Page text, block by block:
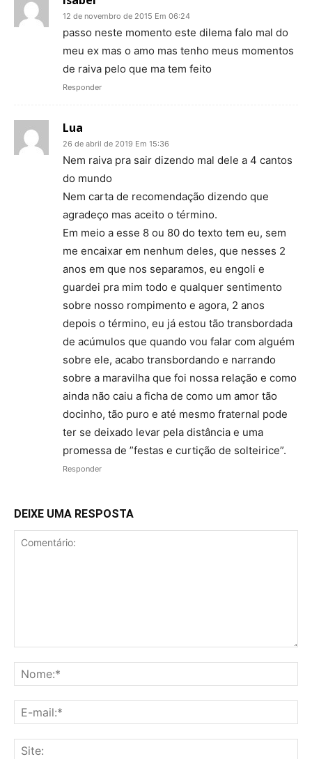
12 de novembro de 2015 Em 06:24
passo neste momento este dilema falo mal do
meu ex mas o amo mas tenho meus momentos
de raiva pelo que ma tem feito
Responder
Lua
26 de abril de 2019 Em 15:36
Nem raiva pra sair dizendo mal dele a 4 cantos
do mundo
Nem carta de recomendação dizendo que
agradeço mas aceito o término.
Em meio a esse 8 ou 80 do texto tem eu, sem
me encaixar em nenhum deles, que nesses 2
anos em que nos separamos, eu engoli e
guardei pra mim todo e qualquer sentimento
sobre nosso rompimento e agora, 2 anos
depois o término, eu já estou tão transbordada
de acúmulos que quando vou falar com alguém
sobre ele, acabo transbordando e narrando
sobre a maravilha que foi nossa relação e como
ainda não caiu a ficha de como um amor tão
docinho, tão puro e até mesmo fraternal pode
ter se deixado levar pela distância e uma
promessa de ”festas e curtição de solteirice”.
Responder
DEIXE UMA RESPOSTA